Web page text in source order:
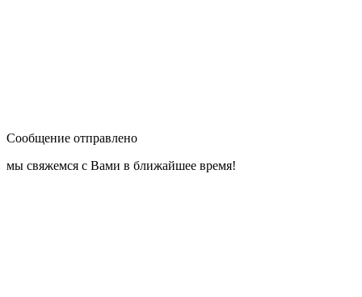
Сообщение отправлено
мы свяжемся с Вами в ближайшее время!